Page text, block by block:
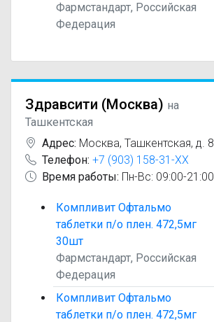
Фармстандарт, Российская
Федерация
Здравсити (Москва) на
Ташкентская
Адрес: Москва, Ташкентская, д. 8
Телефон: +7 (903) 158-31-XX
Время работы: Пн-Вс: 09:00-21:00
Компливит Офтальмо
таблетки п/о плен. 472,5мг
30шт
Фармстандарт, Российская
Федерация
Компливит Офтальмо
таблетки п/о плен. 472,5мг